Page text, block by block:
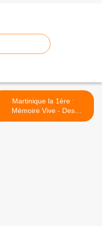
Martinique la 1ère :
Mémoire Vive - Des
Goyaves pour la route >